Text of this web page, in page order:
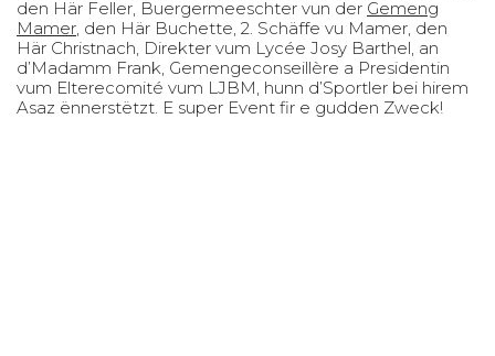
den Här Feller, Buergermeeschter vun der Gemeng
Mamer , den Här Buchette, 2. Schäffe vu Mamer, den
Här Christnach, Direkter vum Lycée Josy Barthel, an
d’Madamm Frank, Gemengeconseillère a Presidentin
vum Elterecomité vum LJBM, hunn d’Sportler bei hirem
Asaz ënnerstëtzt. E super Event fir e gudden Zweck!